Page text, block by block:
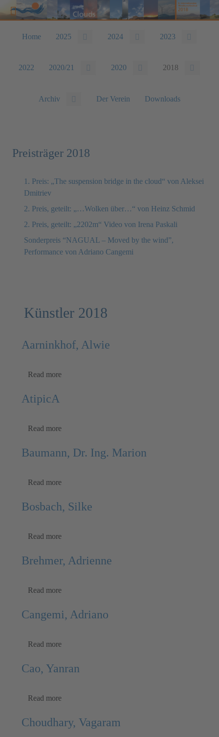
Home 2025 2024 2023
2022 2020/21 2020 2018
Archiv Der Verein Downloads
Preisträger 2018
1. Preis: „The suspension bridge in the cloud“ von Aleksei
Dmitriev
2. Preis, geteilt: „…Wolken über…“ von Heinz Schmid
2. Preis, geteilt: „2202m“ Video von Irena Paskali
Sonderpreis “NAGUAL – Moved by the wind”,
Performance von Adriano Cangemi
Künstler 2018
Aarninkhof, Alwie
Read more
AtipicA
Read more
Baumann, Dr. Ing. Marion
Read more
Bosbach, Silke
Read more
Brehmer, Adrienne
Read more
Cangemi, Adriano
Read more
Cao, Yanran
Read more
Choudhary, Vagaram